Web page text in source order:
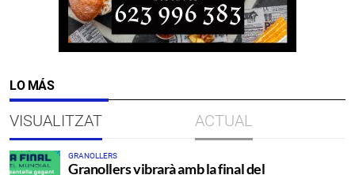
LO MÁS
VISUALITZAT ACTUAL
GRANOLLERS
Granollers vibrarà amb la final del